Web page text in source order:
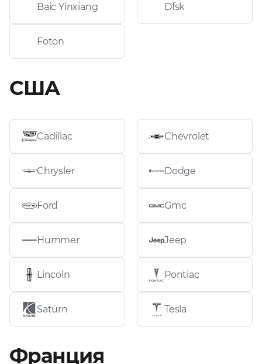
Baic Yinxiang Dfsk
Foton
США
Cadillac Chevrolet
Chrysler Dodge
Ford Gmc
Hummer Jeep
Lincoln Pontiac
Saturn Tesla
Франция